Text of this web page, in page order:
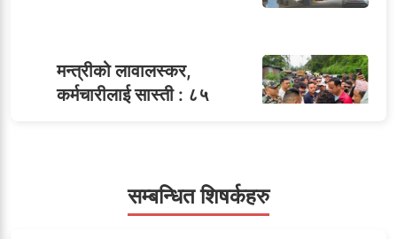
मन्त्रीको लावालस्कर,
कर्मचारीलाई सास्ती : ८५
सम्बन्धित शिषर्कहरु